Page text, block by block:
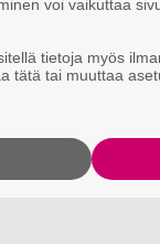
voi vaikuttaa
tietoja myös
tätä tai muuttaa